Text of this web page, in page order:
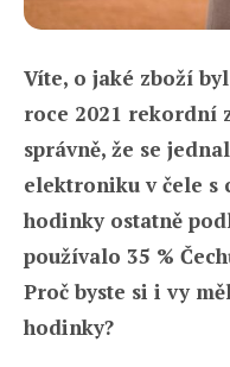
Víte, o jaké zboží
roce 2021 rekordní
správně, že se
elektroniku v čele s
hodinky ostatně
používalo 35 %
Proč byste si i vy
hodinky?